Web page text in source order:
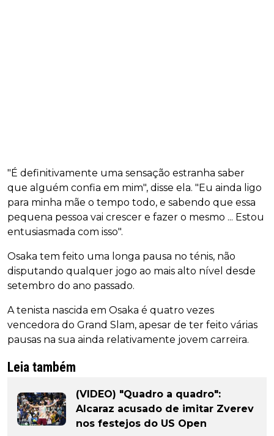
"É definitivamente uma sensação estranha saber
que alguém confia em mim", disse ela. "Eu ainda ligo
para minha mãe o tempo todo, e sabendo que essa
pequena pessoa vai crescer e fazer o mesmo ... Estou
entusiasmada com isso".
Osaka tem feito uma longa pausa no ténis, não
disputando qualquer jogo ao mais alto nível desde
setembro do ano passado.
A tenista nascida em Osaka é quatro vezes
vencedora do Grand Slam, apesar de ter feito várias
pausas na sua ainda relativamente jovem carreira.
Leia também
(VIDEO) "Quadro a quadro":
Alcaraz acusado de imitar Zverev
nos festejos do US Open